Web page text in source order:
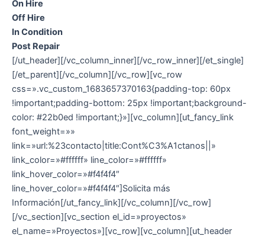
On Hire
Off Hire
In Condition
Post Repair
[/ut_header][/vc_column_inner][/vc_row_inner][/et_single]
[/et_parent][/vc_column][/vc_row][vc_row
css=».vc_custom_1683657370163{padding-top: 60px
!important;padding-bottom: 25px !important;background-
color: #22b0ed !important;}»][vc_column][ut_fancy_link
font_weight=»»
link=»url:%23contacto|title:Cont%C3%A1ctanos||»
link_color=»#ffffff» line_color=»#ffffff»
link_hover_color=»#f4f4f4″
line_hover_color=»#f4f4f4″]Solicita más
Información[/ut_fancy_link][/vc_column][/vc_row]
[/vc_section][vc_section el_id=»proyectos»
el_name=»Proyectos»][vc_row][vc_column][ut_header